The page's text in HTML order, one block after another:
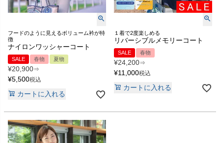
フードのように見えるボリューム衿が特
徴
ナイロンワッシャーコート
SALE 春物 夏物
¥20,900⇒
¥5,500税込
カートに入れる
１着で2度楽しめる
リバーシブルメモリーコート
SALE 春物
¥24,200⇒
¥11,000税込
カートに入れる